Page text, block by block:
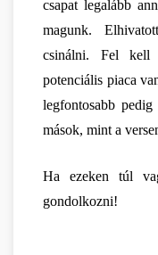
csapat legalább
magunk.
csinálni. Fel
potenciális piaca
legfontosabb
mások, mint a
Ha ezeken túl
gondolkozni!